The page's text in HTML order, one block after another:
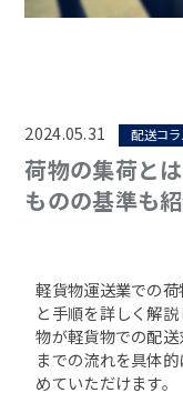
2024.05.31 配送コラ
荷物の集荷と
ものの基準も紹
軽貨物運送業での
と手順を詳しく解
物が軽貨物での配
までの流れを具体
めていただけます。